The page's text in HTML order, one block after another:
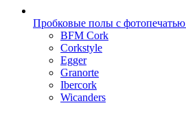
Пробковые полы с фотопечатью
BFM Cork
Corkstyle
Egger
Granorte
Ibercork
Wicanders